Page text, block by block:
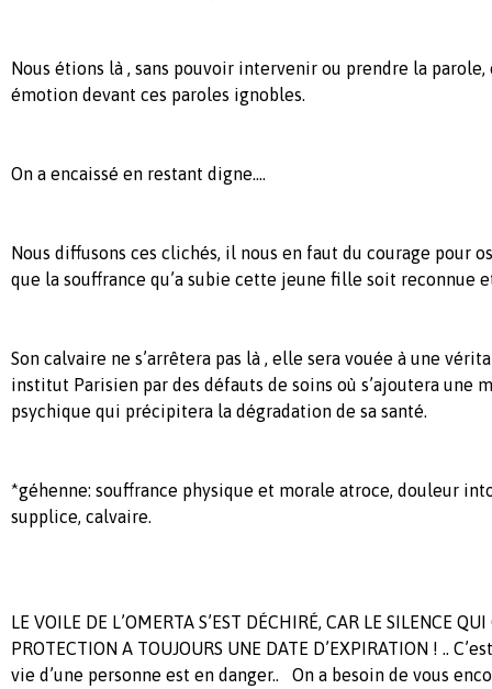
Nous étions là , sans pouvoir intervenir ou prendre la
émotion devant ces paroles ignobles.
On a encaissé en restant digne….
Nous diffusons ces clichés, il nous en faut du courage pour
que la souffrance qu’a subie cette jeune fille soit reconnue
Son calvaire ne s’arrêtera pas là , elle sera vouée à une
institut Parisien par des défauts de soins où s’ajoutera une
psychique qui précipitera la dégradation de sa santé.
*géhenne: souffrance physique et morale atroce, douleur
supplice, calvaire.
LE VOILE DE L’OMERTA S’EST DÉCHIRÉ, CAR LE SILENCE
PROTECTION A TOUJOURS UNE DATE D’EXPIRATION ! ..
vie d’une personne est en danger.. On a besoin de vous